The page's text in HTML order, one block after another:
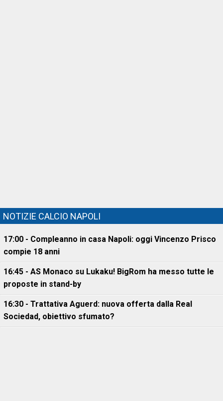
NOTIZIE CALCIO NAPOLI
17:00 - Compleanno in casa Napoli: oggi Vincenzo Prisco
compie 18 anni
16:45 - AS Monaco su Lukaku! BigRom ha messo tutte le
proposte in stand-by
16:30 - Trattativa Aguerd: nuova offerta dalla Real
Sociedad, obiettivo sfumato?